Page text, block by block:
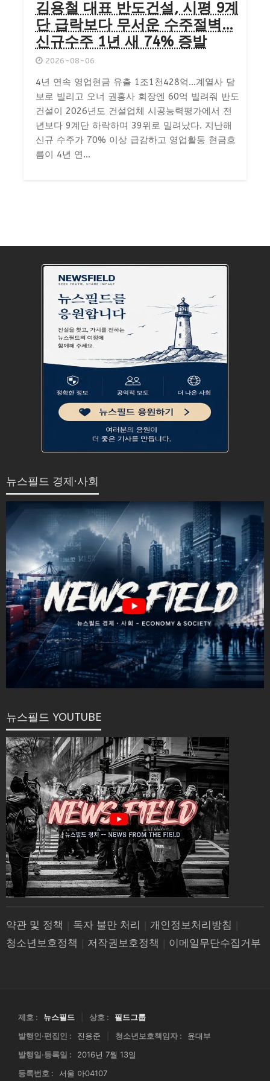
김용철 대표 반도건설, 시평 9계
단 급락보다 무서운 수주절벽…
신규수주 1년 새 74% 증발
2026-08-06
4년 연속 영업현금 유출 1조1천428억…계열사 담
보로 빌리고 오너 권홍사 회장엔 60억 빌려줘 반도
건설이 2026년도 건설업체 시공능력평가에서 전
년보다 9계단 하락하며 39위로 밀려났다. 지난해
신규 수주가 70% 이상 급감하고 영업활동 현금흐
름이 4년 연...
뉴스필드 경제·사회
뉴스필드 YOUTUBE
약관 및 정책 | 독자 불만 처리 | 개인정보처리방침 |
청소년보호정책 | 저작권보호정책 | 이메일무단수집거부
제호 : 뉴스필드 상호 :
필드그룹
발행인·편집인 :
진용준 청소년보호책임자 :
윤대부
발행일·등록일 :
2016년 7월 13일
등록번호 :
서울 아04107